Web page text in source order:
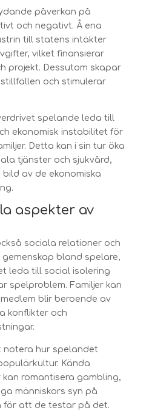
påverkan på
och negativt. Å ena
till statens intäkter
vilket finansierar
projekt. Dessutom skapar
och stimulerar
spelande leda till
ekonomisk instabilitet för
Detta kan i sin tur öka
tjänster och sjukvård,
av de ekonomiska
aspekter av
sociala relationer och
gemenskap bland spelare,
leda till social isolering
spelproblem. Familjer kan
blir beroende av
konflikter och
notera hur spelandet
Kända
romantisera gambling,
människors syn på
för att de testar på det.